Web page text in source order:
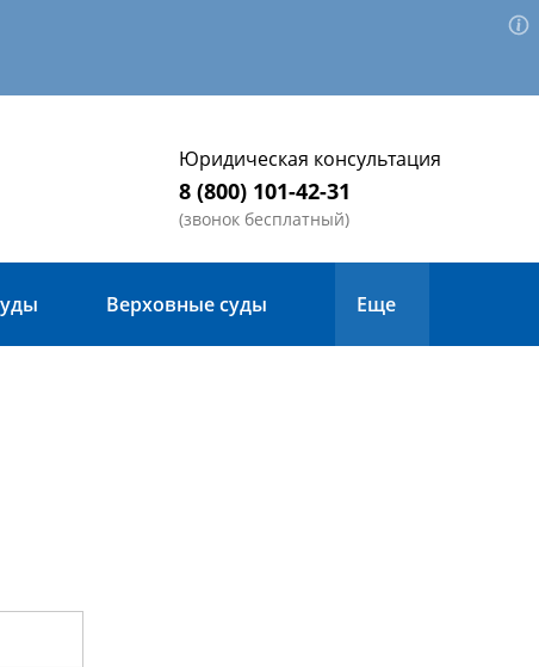
Юридическая консультация
8 (800) 101-42-31
(звонок бесплатный)
Верховные суды Еще